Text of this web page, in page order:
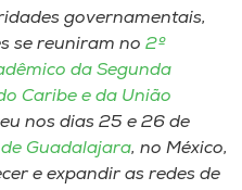
governamentais,
se reuniram no 2º
da Segunda
Caribe e da União
nos dias 25 e 26 de
Guadalajara, no México,
e expandir as redes de